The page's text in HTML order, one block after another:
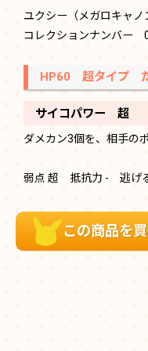
ユクシー（メガロキャノ
コレクションナンバー
HP60 超タイプ
サイコパワー 超
ダメカン3個を、相手の
弱点 超 抵抗力 - 逃げ
この商品を